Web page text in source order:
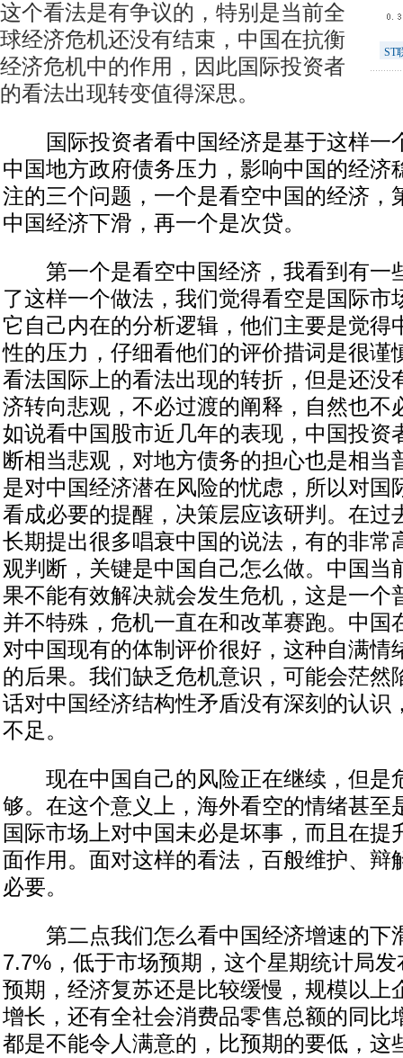
ST
这个看法是有争议的，特别是当前全
球经济危机还没有结束，中国在抗衡
经济危机中的作用，因此国际投资者
的看法出现转变值得深思。
国际投资者看中国经济是基于这样一
中国地方政府债务压力，影响中国的经济
注的三个问题，一个是看空中国的经济，
中国经济下滑，再一个是次贷。
第一个是看空中国经济，我看到有一
了这样一个做法，我们觉得看空是国际市
它自己内在的分析逻辑，他们主要是觉得
性的压力，仔细看他们的评价措词是很谨
看法国际上的看法出现的转折，但是还没
济转向悲观，不必过渡的阐释，自然也不
如说看中国股市近几年的表现，中国投资
断相当悲观，对地方债务的担心也是相当
是对中国经济潜在风险的忧虑，所以对国
看成必要的提醒，决策层应该研判。在过
长期提出很多唱衰中国的说法，有的非常
观判断，关键是中国自己怎么做。中国当
果不能有效解决就会发生危机，这是一个
并不特殊，危机一直在和改革赛跑。中国
对中国现有的体制评价很好，这种自满情
的后果。我们缺乏危机意识，可能会茫然
话对中国经济结构性矛盾没有深刻的认识
不足。
现在中国自己的风险正在继续，但是
够。在这个意义上，海外看空的情绪甚至
国际市场上对中国未必是坏事，而且在提
面作用。面对这样的看法，百般维护、辩
必要。
第二点我们怎么看中国经济增速的下
7.7%，低于市场预期，这个星期统计局
预期，经济复苏还是比较缓慢，规模以上
增长，还有全社会消费品零售总额的同比
都是不能令人满意的，比预期的要低，这